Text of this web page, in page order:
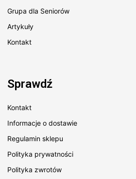
Grupa dla Seniorów
Artykuły
Kontakt
Sprawdź
Kontakt
Informacje o dostawie
Regulamin sklepu
Polityka prywatności
Polityka zwrotów